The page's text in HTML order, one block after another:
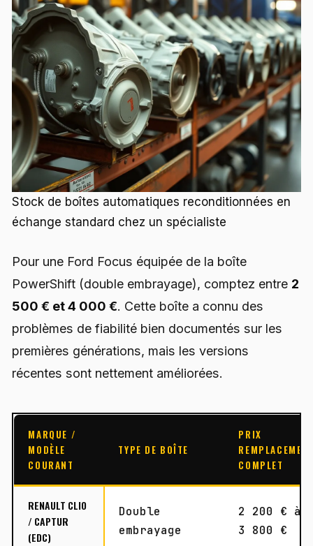
Stock de boîtes automatiques reconditionnées en
échange standard chez un spécialiste
Pour une Ford Focus équipée de la boîte
PowerShift (double embrayage), comptez entre 2
500 € et 4 000 €. Cette boîte a connu des
problèmes de fiabilité bien documentés sur les
premières générations, mais les versions
récentes sont nettement améliorées.
MARQUE /
MODÈLE
COURANT
TYPE DE BOÎTE
PRIX
COMPLET
RENAULT CLIO
/ CAPTUR
(EDC)
Double
embrayage
2 200 € à
3 800 €